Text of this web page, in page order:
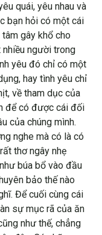
quái, yêu nhau và
bạn hỏi có một cái
gây khổ cho
nhiều người trong
yêu đó chỉ có một
hay tình yêu chỉ
về tham dục của
để có được cái đối
của chúng mình.
nghe mà có là có
thơ ngây nhẹ
búa bổ vào đầu
bảo thế nào
Để cuối cùng cái
sự mục rã của ăn
như thế, chẳng